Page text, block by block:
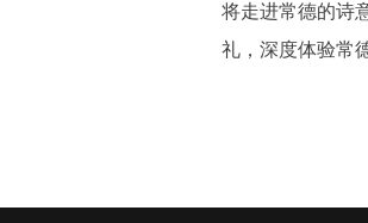
将走进常德的诗
礼，深度体验常